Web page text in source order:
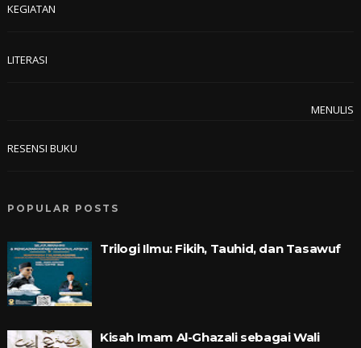
KEGIATAN
LITERASI
MENULIS
RESENSI BUKU
POPULAR POSTS
Trilogi Ilmu: Fikih, Tauhid, dan Tasawuf
Kisah Imam Al-Ghazali sebagai Wali